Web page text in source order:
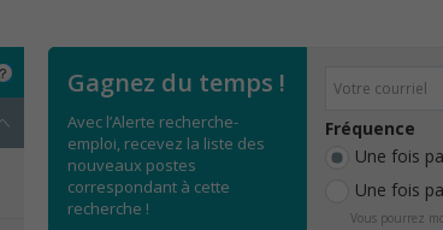
Gagnez du temps !
Avec l’Alerte recherche-
emploi, recevez la liste des
nouveaux postes
correspondant à cette
recherche !
Fréquence
Une fois
Une fois
Vous pourrez